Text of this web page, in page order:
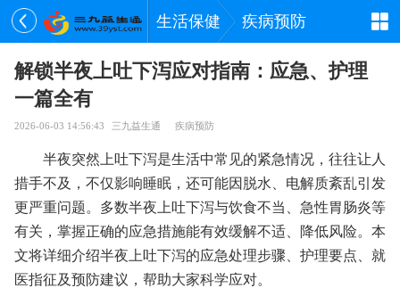
生活保健 疾病预防
解锁半夜上吐下泻应对指南：应急、护理
一篇全有
2026-06-03 14:56:43 三九益生通 疾病预防
半夜突然上吐下泻是生活中常见的紧急情况，往往让人
措手不及，不仅影响睡眠，还可能因脱水、电解质紊乱引发
更严重问题。多数半夜上吐下泻与饮食不当、急性胃肠炎等
有关，掌握正确的应急措施能有效缓解不适、降低风险。本
文将详细介绍半夜上吐下泻的应急处理步骤、护理要点、就
医指征及预防建议，帮助大家科学应对。